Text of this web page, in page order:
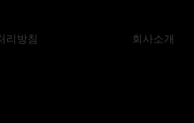
리방침 회사소개